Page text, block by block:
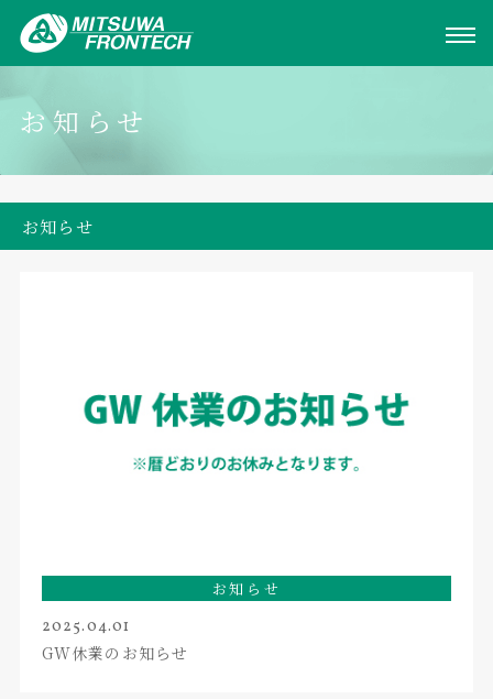
お知らせ
お知らせ
お知らせ
2025.04.01
GW休業のお知らせ